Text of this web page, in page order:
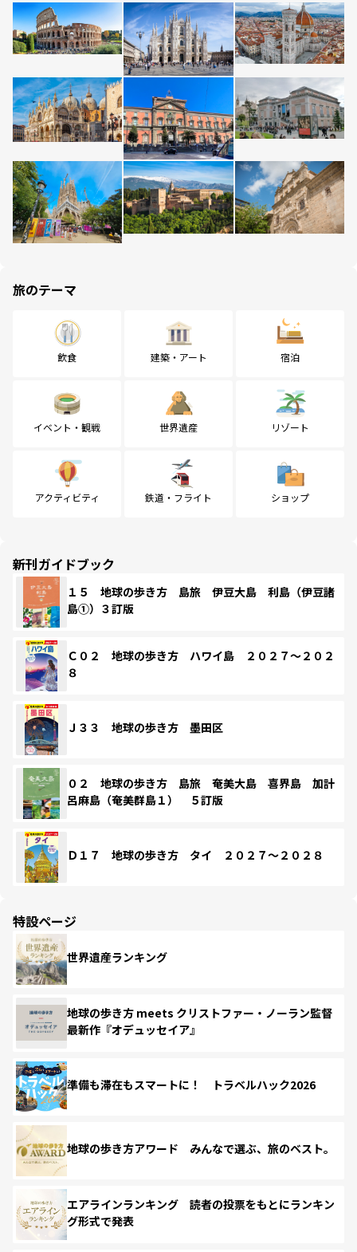
旅のテーマ
飲食 建築・アート 宿泊
イベント・観戦 世界遺産 リゾート
アクティビティ 鉄道・フライト ショップ
新刊ガイドブック
１５ 地球の歩き方 島旅 伊豆大島 利島（伊豆諸
島①）３訂版
Ｃ０２ 地球の歩き方 ハワイ島 ２０２７～２０２
８
Ｊ３３ 地球の歩き方 墨田区
０２ 地球の歩き方 島旅 奄美大島 喜界島 加計
呂麻島（奄美群島１） ５訂版
Ｄ１７ 地球の歩き方 タイ ２０２７～２０２８
特設ページ
世界遺産ランキング
地球の歩き方 meets クリストファー・ノーラン監督
最新作『オデュッセイア』
準備も滞在もスマートに！ トラベルハック2026
地球の歩き方アワード みんなで選ぶ、旅のベスト。
エアラインランキング 読者の投票をもとにランキン
グ形式で発表